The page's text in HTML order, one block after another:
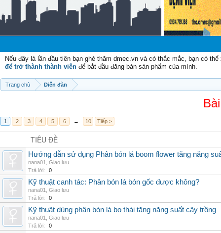
Nếu đây là lần đầu tiên bạn ghé thăm dmec.vn và có thắc mắc, bạn có
để trở thành thành viên để bắt đầu đăng bán sản phẩm của mình.
Trang chủ Diễn đàn
1 2 3 4 5 6 → 10 Tiếp >
TIÊU ĐỀ
Hướng dẫn sử dụng Phân bón lá boom flower tăng năng
nana01
Giao lưu
Trả lời:
0
Kỹ thuật canh tác: Phân bón lá bón gốc được không?
nana01
Giao lưu
Trả lời:
0
Kỹ thuật dùng phân bón lá bo thái tăng năng suất cây trồng
nana01
Giao lưu
Trả lời:
0